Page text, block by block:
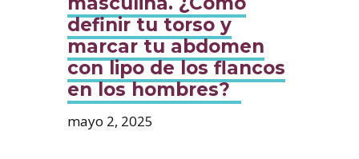
definir tu torso y
marcar tu abdomen
con lipo de los flancos
en los hombres?
mayo 2, 2025